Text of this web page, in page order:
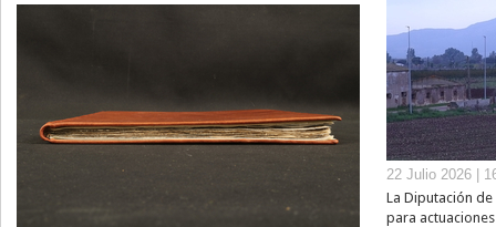
22 Julio 2026 |
La Diputación
para